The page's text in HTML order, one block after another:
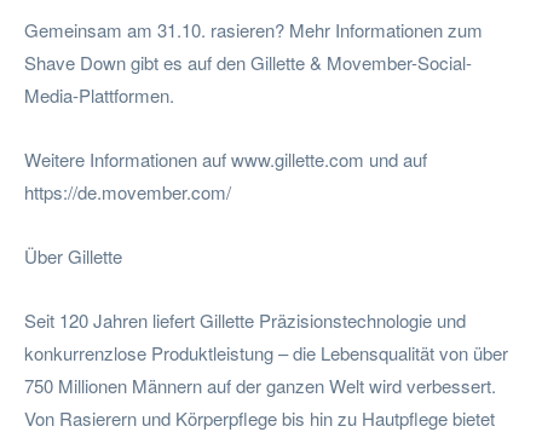
Gemeinsam am 31.10. rasieren? Mehr Informationen zum
Shave Down gibt es auf den Gillette & Movember-Social-
Media-Plattformen.
Weitere Informationen auf www.gillette.com und auf
https://de.movember.com/
Über Gillette
Seit 120 Jahren liefert Gillette Präzisionstechnologie und
konkurrenzlose Produktleistung – die Lebensqualität von über
750 Millionen Männern auf der ganzen Welt wird verbessert.
Von Rasierern und Körperpflege bis hin zu Hautpflege bietet